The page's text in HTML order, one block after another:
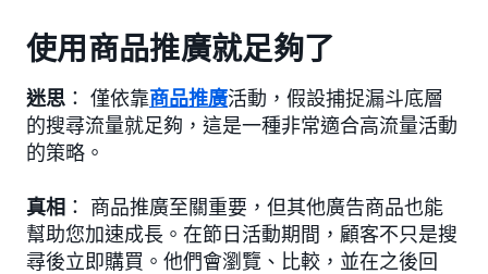
使用商品推廣就足夠了
迷思 ： 僅依靠商品推廣活動，假設捕捉漏斗底層
的搜尋流量就足夠，這是一種非常適合高流量活動
的策略。
真相 ： 商品推廣至關重要，但其他廣告商品也能
幫助您加速成長。在節日活動期間，顧客不只是搜
尋後立即購買。他們會瀏覽、比較，並在之後回